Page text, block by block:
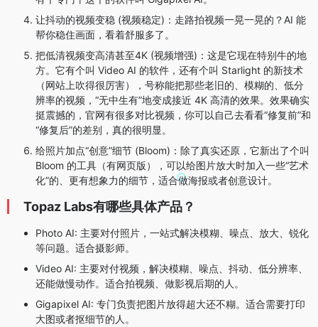
让抖动的视频变稳 (视频稳定)：走路拍视频一晃一晃的？AI 能
帮你稳住画面，看着舒服多了。
把低清视频变高清甚至4K (视频增强)：这是它现在特别牛的地
方。它有个叫 Video AI 的软件，还有个叫 Starlight 的新技术
（网站上吹得很厉害），号称能把那些老旧的、模糊的、低分
辨率的视频，“无中生有”地变成接近 4K 高清的效果。效果确实
挺震撼的，官网有很多对比视频，你可以自己去看看“修复前”和
“修复后”的差别，真的很明显。
给照片加点“创意”细节 (Bloom)：除了真实还原，它新出了个叫
Bloom 的工具（有网页版），可以给图片放大时加入一些“艺术
化”的、更有想象力的细节，适合做海报或者创意设计。
Topaz Labs有哪些具体产品？
Photo AI: 主要对付照片，一站式解决模糊、噪点、放大、锐化
等问题。适合摄影师。
Video AI: 主要对付视频，解决模糊、噪点、抖动、低分辨率、
还能做慢动作。适合拍视频、做影视后期的人。
Gigapixel AI: 专门负责把图片放得超大还不糊。适合需要打印
大图或者抠细节的人。